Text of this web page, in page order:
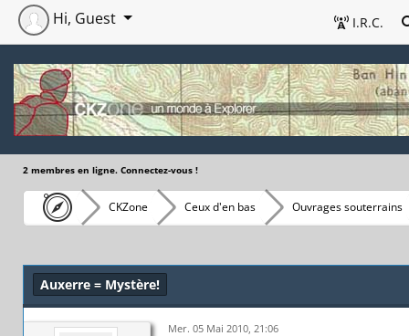
I.R.C.
Hi, Guest
2 membres en ligne. Connectez-vous !
CKZone Ceux d'en bas Ouvrages souterrains
Auxerre = Mystère!
Mer. 05 Mai 2010, 21:06